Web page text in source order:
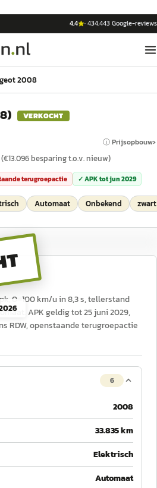
4,4 ·434.443Google-reviews
2008
) VERKOCHT
ⓘ Prijsopbouw
(€13.096besparing t.o.v. nieuw)
terugroepactie ✓ APK totjun 2029
Automaat Onbekend zwart
0–100 km/u in 8,3 s, tellerstand
APK geldig tot 25 juni 2029,
RDW, openstaande terugroepactie
6
2008
33.835 km
Elektrisch
Automaat